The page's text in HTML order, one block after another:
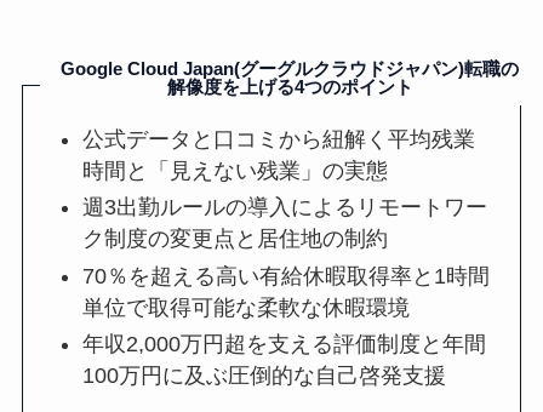
Google Cloud Japan(グーグルクラウドジャパン)転職の
解像度を上げる4つのポイント
公式データと口コミから紐解く平均残業
時間と「見えない残業」の実態
週3出勤ルールの導入によるリモートワー
ク制度の変更点と居住地の制約
70％を超える高い有給休暇取得率と1時間
単位で取得可能な柔軟な休暇環境
年収2,000万円超を支える評価制度と年間
100万円に及ぶ圧倒的な自己啓発支援